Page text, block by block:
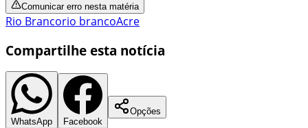
Comunicar erro nesta matéria
Rio Brancorio brancoAcre
Compartilhe esta notícia
WhatsApp Facebook
Opções